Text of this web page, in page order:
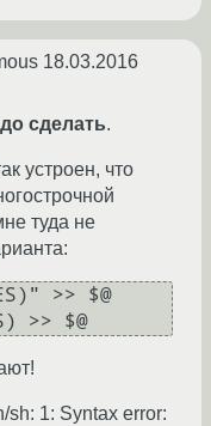
18.03.2016
сделать.
устроен, что
туда не
>> $@
>> $@
sh: 1: Syntax error: